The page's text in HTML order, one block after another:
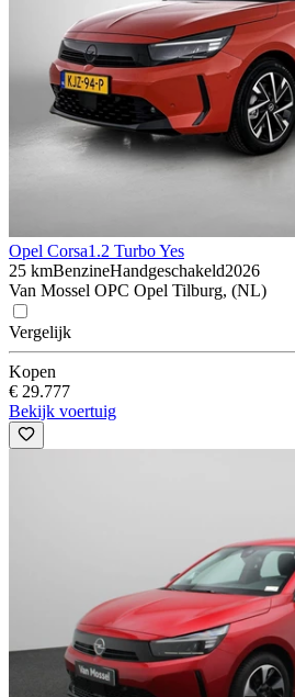
Opel Corsa1.2 Turbo Yes
25 kmBenzineHandgeschakeld2026
Van Mossel OPC Opel Tilburg, (NL)
Vergelijk
Kopen
€ 29.777
Bekijk voertuig